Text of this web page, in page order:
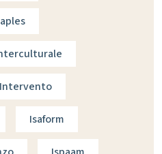
Intervento
Isaform